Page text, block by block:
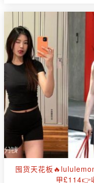
囤货天花板
甲£114👉